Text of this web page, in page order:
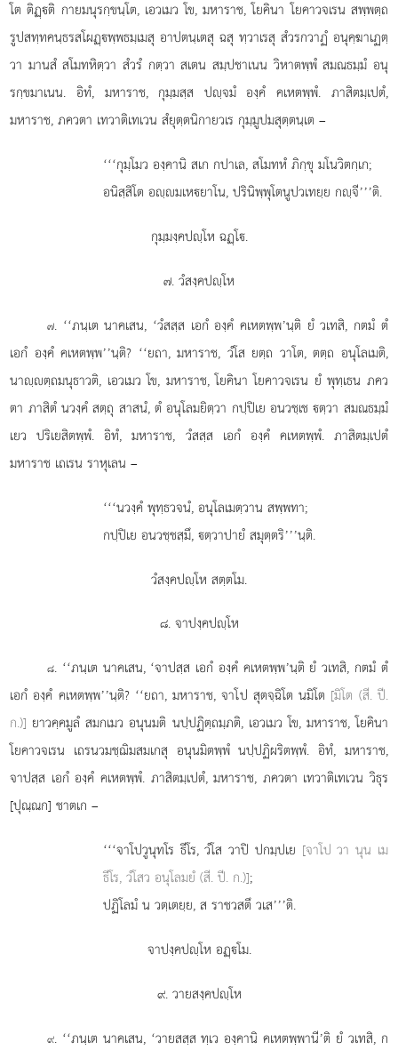
โต ติฏฺติ กายมนุรกฺขนฺโต, เอวเมว โข, มหาราช, โยคินา โยคาวจเรน สพฺพตฺถ
รูปสทฺทคนฺธรสโผฏฺพฺพธมฺเมสุ อาปตนฺเตสุ ฉสุ ทฺวาเรสุ สํวรกวาฏํ อนุคฺฆาเฏตฺ
วา มานสํ สโมทหิตฺวา สํวรํ กตฺวา สเตน สมฺปชาเนน วิหาตพฺพํ สมณธมฺมํ อนุ
รกฺขมาเนน. อิทํ, มหาราช, กุมฺมสฺส ปฺจมํ องฺคํ คเหตพฺพํ. ภาสิตมฺเปตํ,
มหาราช, ภควตา เทวาติเทเวน สํยุตฺตนิกายวเร กุมฺมูปมสุตฺตนฺเต –
‘‘‘กุมฺโมว องฺคานิ สเก กปาเล, สโมทหํ ภิกฺขุ มโนวิตกฺเก;
อนิสฺสิโต อฺมเหยาโน, ปรินิพฺพุโตนูปวเทยฺย กฺจี’’’ติ.
กุมฺมงฺคปฺโห ฉฏฺโ.
๗. วํสงฺคปฺโห
๗. ‘‘ภนฺเตนาคเสน, ‘วํสสฺส เอกํ องฺคํ คเหตพฺพ’นฺติ ยํ วเทสิ, กตมํ ตํ
เอกํ องฺคํ คเหตพฺพ’’นฺติ? ‘‘ยถา, มหาราช, วํโส ยตฺถ วาโต, ตตฺถ อนุโลเมติ,
นาฺตฺถมนุธาวติ, เอวเมว โข, มหาราช, โยคินา โยคาวจเรน ยํ พุทฺเธน ภคว
ตา ภาสิตํ นวงฺคํ สตฺถุ สาสนํ, ตํ อนุโลมยิตฺวา กปฺปิเย อนวชฺเช ตฺวา สมณธมฺมํ
เยว ปริเยสิตพฺพํ. อิทํ, มหาราช, วํสสฺส เอกํ องฺคํ คเหตพฺพํ. ภาสิตมฺเปตํ
มหาราช เถเรน ราหุเลน –
‘‘‘นวงฺคํ พุทฺธวจนํ, อนุโลเมตฺวาน สพฺพทา;
กปฺปิเย อนวชฺชสฺมึ, ตฺวาปายํ สมุตฺตริ’’’นฺติ.
วํสงฺคปฺโห สตฺตโม.
๘. จาปงฺคปฺโห
๘. ‘‘ภนฺเต นาคเสน, ‘จาปสฺส เอกํ องฺคํ คเหตพฺพ’นฺติ ยํ วเทสิ, กตมํ ตํ
เอกํ องฺคํ คเหตพฺพ’’นฺติ? ‘‘ยถา, มหาราช, จาโป สุตจฺฉิโต นมิโต [มิโต (สี. ปี.
ก.)] ยาวคฺคมูลํ สมกเมว อนุนมติ นปฺปฏิตฺถมฺภติ, เอวเมว โข, มหาราช, โยคินา
โยคาวจเรน เถรนวมชฺฌิมสมเกสุ อนุนมิตพฺพํ นปฺปฏิผริตพฺพํ. อิทํ, มหาราช,
จาปสฺส เอกํ องฺคํ คเหตพฺพํ. ภาสิตมฺเปตํ, มหาราช, ภควตา เทวาติเทเวน วิธุร
[ปุณฺณก] ชาตเก –
‘‘‘จาโปวูนุทโรธีโร, วํโส วาปิ ปกมฺปเย [จาโป วา นุน เม
ธีโร, วํโสว อนุโลมยํ (สี. ปี. ก.)];
ปฏิโลมํ น วตฺเตยฺย, ส ราชวสตึ วเส’’’ติ.
จาปงฺคปฺโห อฏฺโม.
๙. วายสงฺคปฺโห
๙. ‘‘ภนฺเต นาคเสน, ‘วายสสฺส ทฺเว องฺคานิ คเหตพฺพานี’ติ ยํ วเทสิ, ก